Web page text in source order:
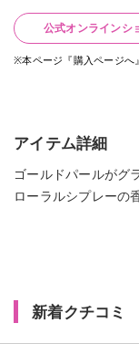
公式オンラインシ
※本ページ『購入ページへ
アイテム詳細
ゴールドパールがグ
ローラルシプレーの
新着クチコミ